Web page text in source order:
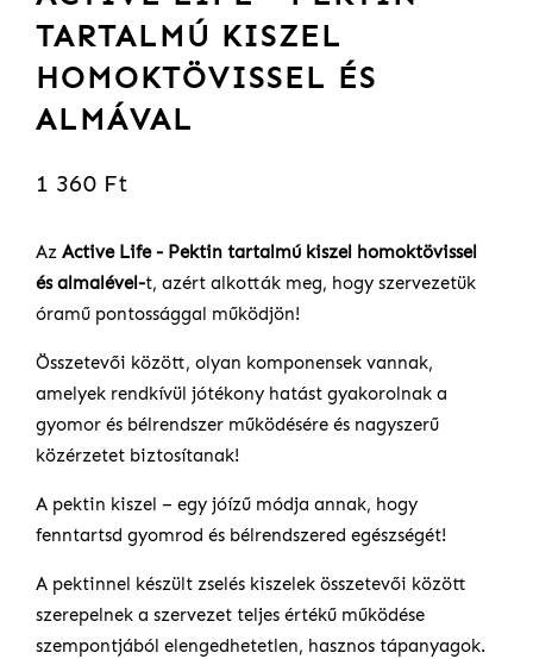
TARTALMÚ KISZEL
HOMOKTÖVISSEL ÉS
ALMÁVAL
1 360 Ft
Az Active Life - Pektin tartalmú kiszel homoktövissel
és almalével-t, azért alkották meg, hogy szervezetük
óramű pontossággal működjön!
Összetevői között, olyan komponensek vannak,
amelyek rendkívül jótékony hatást gyakorolnak a
gyomor és bélrendszer működésére és nagyszerű
közérzetet biztosítanak!
A pektin kiszel – egy jóízű módja annak, hogy
fenntartsd gyomrod és bélrendszered egészségét!
A pektinnel készült zselés kiszelek összetevői között
szerepelnek a szervezet teljes értékű működése
szempontjából elengedhetetlen, hasznos tápanyagok.